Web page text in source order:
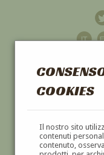
COOKIES
Il nostro sito
contenuti
contenuto,